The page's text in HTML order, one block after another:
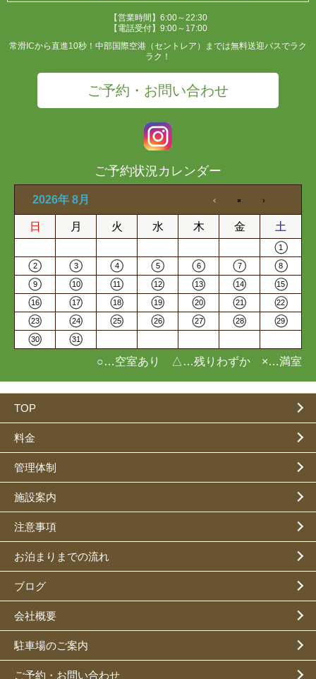
【営業時間】6:00～22:30
【電話受付】9:00～17:00
常滑ICから直進10秒！中部国際空港（セントレア）までは無料送迎バスでラク
ラク！
ご予約・お問い合わせ
ご予約状況カレンダー
2026年 8月
日 月 火 水 木 金 土
1
2 3 4 5 6 7 8
9 10 11 12 13 14 15
16 17 18 19 20 21 22
23 24 25 26 27 28 29
30 31
○…空室あり △…残りわずか ×…満室
TOP
料金
管理体制
施設案内
注意事項
お泊まりまでの流れ
ブログ
会社概要
駐車場のご案内
ご予約・お問い合わせ